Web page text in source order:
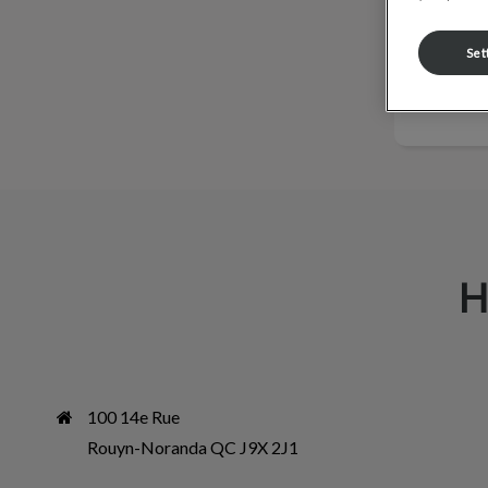
100 14e Rue
Rouyn-Noranda QC J9X 2J1